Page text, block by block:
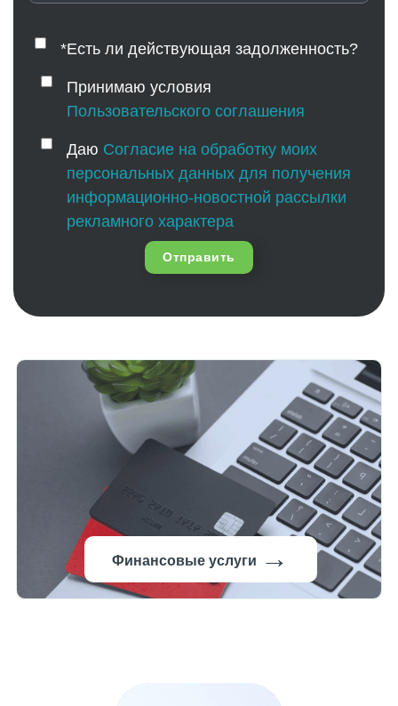
*Есть ли действующая задолженность?
Принимаю условия
Пользовательского соглашения
Даю Согласие на обработку моих
персональных данных для получения
информационно-новостной рассылки
рекламного характера
Отправить
Финансовые услуги →